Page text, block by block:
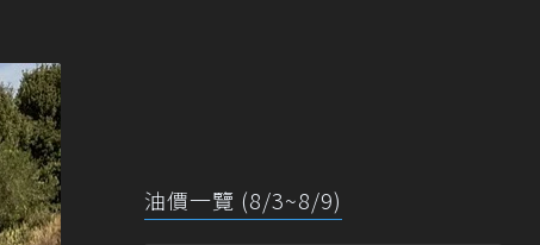
油價一覽 (8/3~8/9)